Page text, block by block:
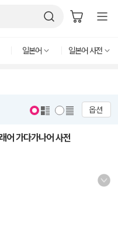
일본어 일본어 사전
옵션
어 가다가나어 사전